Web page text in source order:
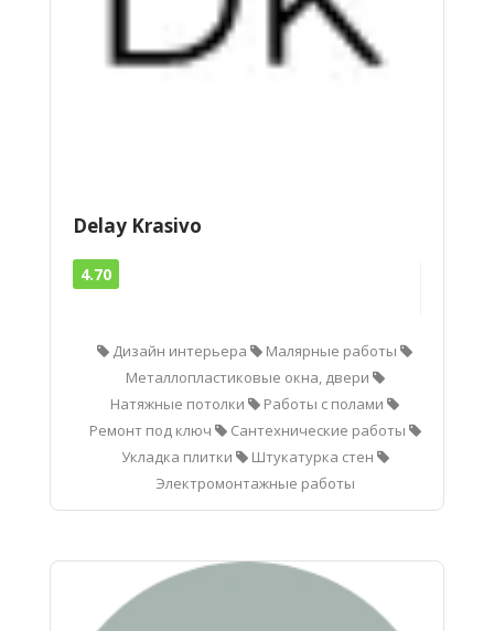
Delay Krasivo
4.70
Дизайн интерьера
Малярные работы
Металлопластиковые окна, двери
Натяжные потолки
Работы с полами
Ремонт под ключ
Сантехнические работы
Укладка плитки
Штукатурка стен
Электромонтажные работы